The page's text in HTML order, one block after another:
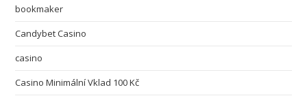
bookmaker
Candybet Casino
casino
Casino Minimální Vklad 100 Kč